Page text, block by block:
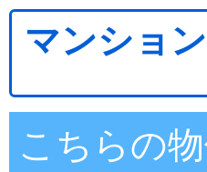
マンショ
こちらの